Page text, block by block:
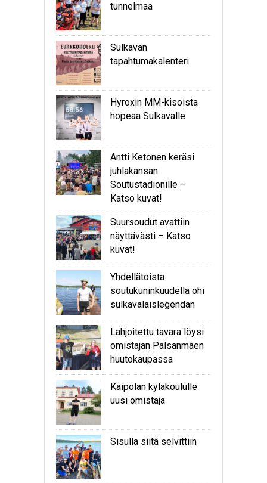
tunnelmaa
Sulkavan
tapahtumakalenteri
Hyroxin MM-kisoista
hopeaa Sulkavalle
Antti Ketonen keräsi
juhlakansan
Soutustadionille –
Katso kuvat!
Suursoudut avattiin
näyttävästi – Katso
kuvat!
Yhdellätoista
soutukuninkuudella ohi
sulkavalaislegendan
Lahjoitettu tavara löysi
omistajan Palsanmäen
huutokaupassa
Kaipolan kyläkoululle
uusi omistaja
Sisulla siitä selvittiin